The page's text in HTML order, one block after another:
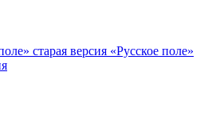
«Русское поле»